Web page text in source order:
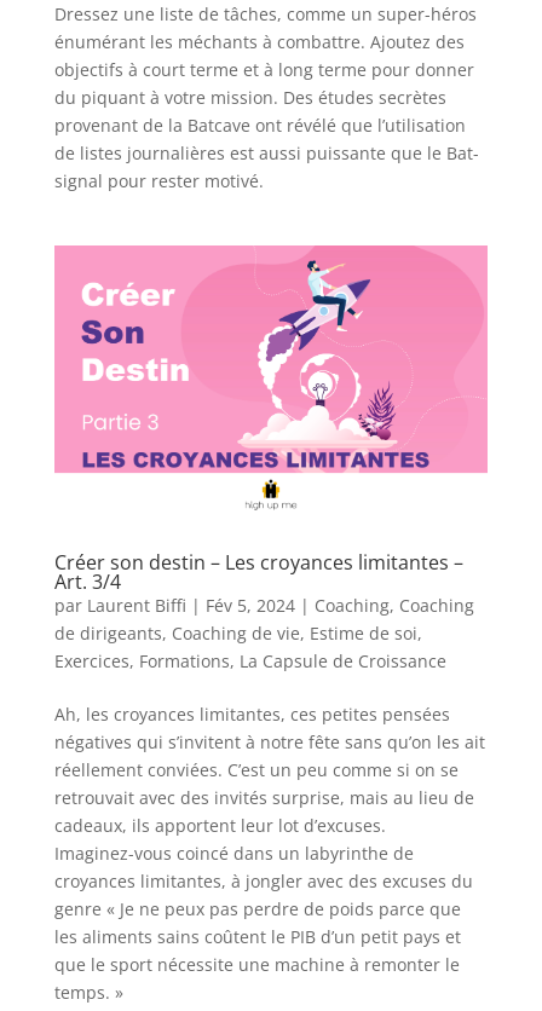
Dressez une liste de tâches, comme un super-héros
énumérant les méchants à combattre. Ajoutez des
objectifs à court terme et à long terme pour donner
du piquant à votre mission. Des études secrètes
provenant de la Batcave ont révélé que l’utilisation
de listes journalières est aussi puissante que le Bat-
signal pour rester motivé.
Créer son destin – Les croyances limitantes –
Art. 3/4
par Laurent Biffi | Fév 5, 2024| Coaching, Coaching
de dirigeants, Coaching de vie, Estime de soi,
Exercices, Formations, La Capsule de Croissance
Ah, les croyances limitantes, ces petites pensées
négatives qui s’invitent à notre fête sans qu’on les ait
réellement conviées. C’est un peu comme si on se
retrouvait avec des invités surprise, mais au lieu de
cadeaux, ils apportent leur lot d’excuses.
Imaginez-vous coincé dans un labyrinthe de
croyances limitantes, à jongler avec des excuses du
genre « Je ne peux pas perdre de poids parce que
les aliments sains coûtent le PIB d’un petit pays et
que le sport nécessite une machine à remonter le
temps. »